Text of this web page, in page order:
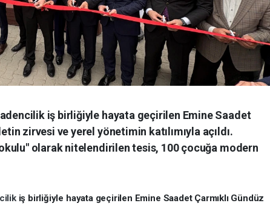
iş birliğiyle hayata geçirilen Emine Saadet
zirvesi ve yerel yönetimin katılımıyla açıldı.
olarak nitelendirilen tesis, 100 çocuğa modern
iş birliğiyle hayata geçirilen Emine Saadet Çarmıklı Gündüz